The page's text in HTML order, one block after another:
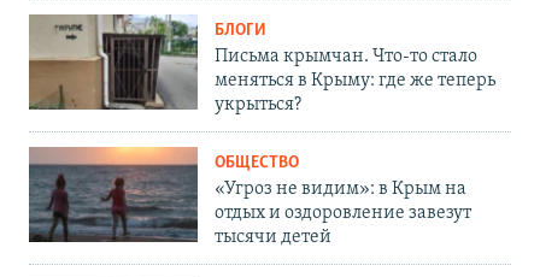
БЛОГИ
Письма крымчан. Что-то стало
меняться в Крыму: где же теперь
укрыться?
ОБЩЕСТВО
«Угроз не видим»: в Крым на
отдых и оздоровление завезут
тысячи детей